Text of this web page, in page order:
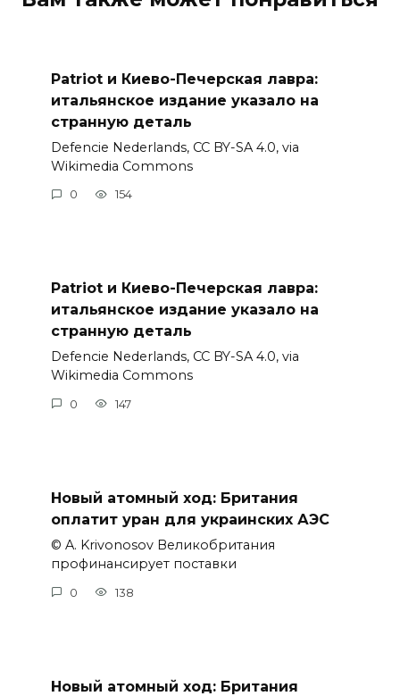
Patriot и Киево-Печерская лавра:
итальянское издание указало на
странную деталь
Defencie Nederlands, CC BY-SA 4.0, via
Wikimedia Commons
0 154
Patriot и Киево-Печерская лавра:
итальянское издание указало на
странную деталь
Defencie Nederlands, CC BY-SA 4.0, via
Wikimedia Commons
0 147
Новый атомный ход: Британия
оплатит уран для украинских АЭС
© A. Krivonosov Великобритания
профинансирует поставки
0 138
Новый атомный ход: Британия